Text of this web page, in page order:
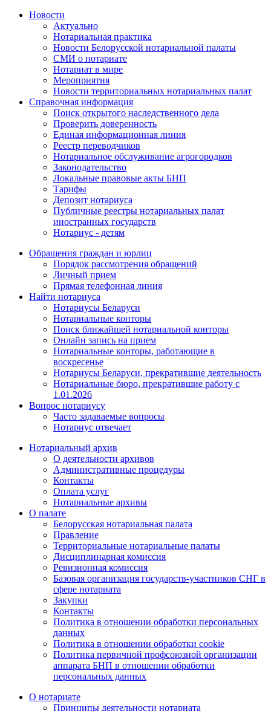
Новости
Актуально
Нотариальная практика
Новости Белорусской нотариальной палаты
СМИ о нотариате
Нотариат в мире
Мероприятия
Новости территориальных нотариальных палат
Справочная информация
Поиск открытого наследственного дела
Проверить доверенность
Единая информационная линия
Реестр переводчиков
Нотариальное обслуживание агрогородков
Законодательство
Локальные правовые акты БНП
Тарифы
Депозит нотариуса
Публичные реестры нотариальных палат
иностранных государств
Нотариус - детям
Обращения граждан и юрлиц
Порядок рассмотрения обращений
Личный прием
Прямая телефонная линия
Найти нотариуса
Нотариусы Беларуси
Нотариальные конторы
Поиск ближайшей нотариальной конторы
Онлайн запись на прием
Нотариальные конторы, работающие в
воскресенье
Нотариусы Беларуси, прекратившие деятельность
Нотариальные бюро, прекратившие работу с
1.01.2026
Вопрос нотариусу
Часто задаваемые вопросы
Нотариус отвечает
Нотариальный архив
О деятельности архивов
Административные процедуры
Контакты
Оплата услуг
Нотариальные архивы
О палате
Белорусская нотариальная палата
Правление
Территориальные нотариальные палаты
Дисциплинарная комиссия
Ревизионная комиссия
Базовая организация государств-участников СНГ в
сфере нотариата
Закупки
Контакты
Политика в отношении обработки персональных
данных
Политика в отношении обработки cookie
Политика первичной профсоюзной организации
аппарата БНП в отношении обработки
персональных данных
О нотариате
Принципы деятельности нотариата